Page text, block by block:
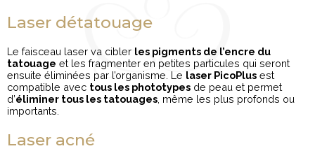
Laser détatouage
Le faisceau laser va cibler les pigments de l’encre du
tatouage et les fragmenter en petites particules qui seront
ensuite éliminées par l’organisme. Le laser PicoPlus est
compatible avec tous les phototypes de peau et permet
d’éliminer tous les tatouages , même les plus profonds ou
importants.
Laser acné